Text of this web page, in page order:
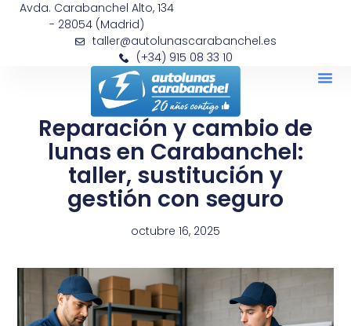
Avda. Carabanchel Alto, 134
- 28054 (Madrid)
taller@autolunascarabanchel.es
(+34) 915 08 33 10
Reparación y cambio de
lunas en Carabanchel:
taller, sustitución y
gestión con seguro
octubre 16, 2025